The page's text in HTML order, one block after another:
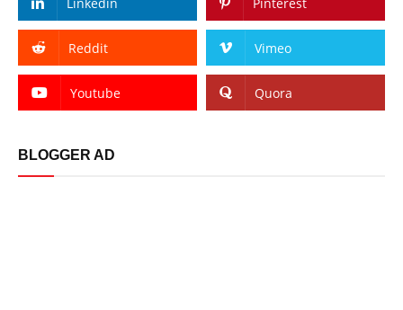
Linkedin Pinterest
Reddit Vimeo
Youtube Quora
BLOGGER AD